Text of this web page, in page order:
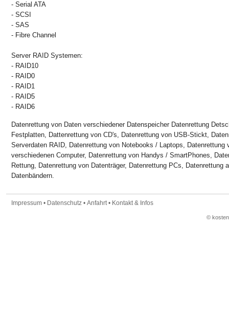
- Serial ATA
- SCSI
- SAS
- Fibre Channel
Server RAID Systemen:
- RAID10
- RAID0
- RAID1
- RAID5
- RAID6
Datenrettung von Daten verschiedener Datenspeicher Datenrettung
Festplatten, Dattenrettung von CD's, Datenrettung von USB-Stickt,
Serverdaten RAID, Datenrettung von Notebooks / Laptops, Datenrettung
verschiedenen Computer, Datenrettung von Handys / SmartPhones,
Rettung, Datenrettung von Datenträger, Datenrettung PCs, Datenrettung
Datenbändern.
Impressum • Datenschutz • Anfahrt• Kontakt & Infos
©